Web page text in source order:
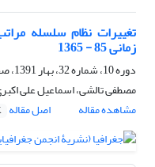
تغییرات نظام سلسله
زمانی 85 - 1365
دوره 10، شماره 32، بهار 1391، صفحه
مصطفی تالشی، اسماعیل علی
مشاهده مقاله
اصل مقاله